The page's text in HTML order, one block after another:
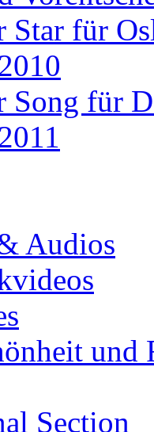
Star für
Song für
Audios
und
Section